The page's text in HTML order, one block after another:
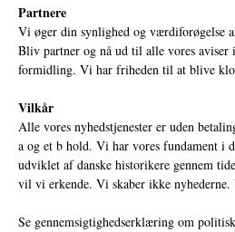
Partnere
Vi øger din synlighed og værdiforøgelse
Bliv partner og nå ud til alle vores
formidling. Vi har friheden til at blive
Vilkår
Alle vores nyhedstjenester er uden
a og et b hold. Vi har vores fundament i
udviklet af danske historikere gennem
vil vi erkende. Vi skaber ikke
Se gennemsigtighedserklæring om